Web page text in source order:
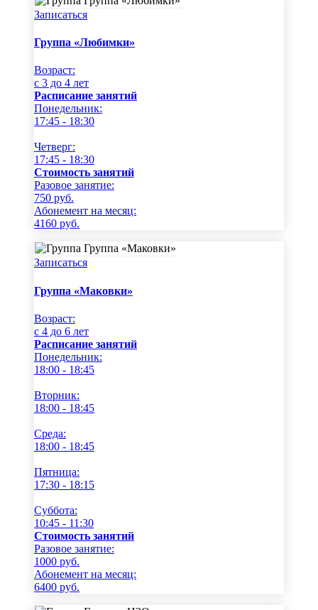
Записаться
Группа «Любимки»
Возраст:
c 3 до 4 лет
Расписание занятий
Понедельник:
17:45 - 18:30
Четверг:
17:45 - 18:30
Стоимость занятий
Разовое занятие:
750 руб.
Абонемент на месяц:
4160 руб.
Записаться
Группа «Маковки»
Возраст:
c 4 до 6 лет
Расписание занятий
Понедельник:
18:00 - 18:45
Вторник:
18:00 - 18:45
Среда:
18:00 - 18:45
Пятница:
17:30 - 18:15
Суббота:
10:45 - 11:30
Стоимость занятий
Разовое занятие:
1000 руб.
Абонемент на месяц:
6400 руб.